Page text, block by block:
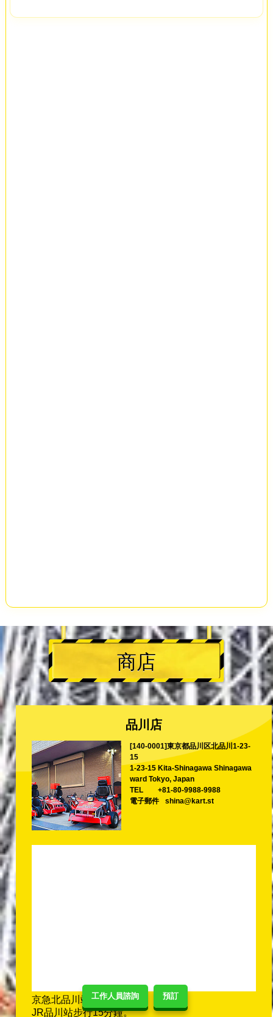
工作人員諮詢 預訂
商店
品川店
[140-0001]東京都品川区北品川1-23-
15
1-23-15 Kita-Shinagawa Shinagawa
ward Tokyo, Japan
TEL
+81-80-9988-9988
電子郵件
shina@kart.st
京急北品川站步行5分鐘。
JR品川站步行15分鐘。